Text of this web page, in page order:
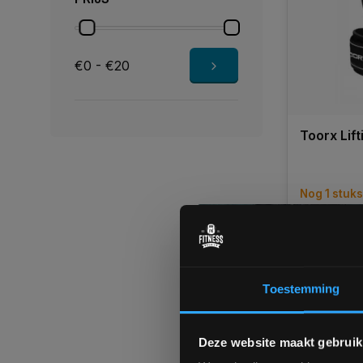
Toestemming
Deze website maakt
€0 - €20
Toorx
Nog 1